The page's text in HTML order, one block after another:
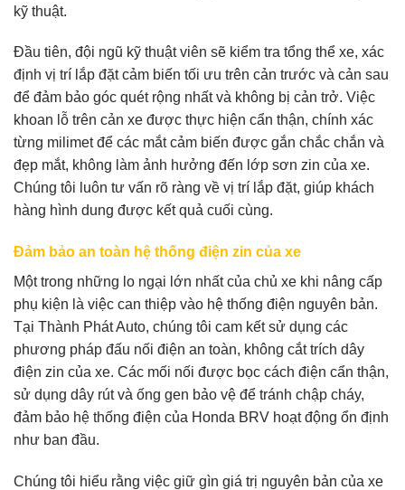
kỹ thuật.
Đầu tiên, đội ngũ kỹ thuật viên sẽ kiểm tra tổng thể xe, xác
định vị trí lắp đặt cảm biến tối ưu trên cản trước và cản sau
để đảm bảo góc quét rộng nhất và không bị cản trở. Việc
khoan lỗ trên cản xe được thực hiện cẩn thận, chính xác
từng milimet để các mắt cảm biến được gắn chắc chắn và
đẹp mắt, không làm ảnh hưởng đến lớp sơn zin của xe.
Chúng tôi luôn tư vấn rõ ràng về vị trí lắp đặt, giúp khách
hàng hình dung được kết quả cuối cùng.
Đảm bảo an toàn hệ thống điện zin của xe
Một trong những lo ngại lớn nhất của chủ xe khi nâng cấp
phụ kiện là việc can thiệp vào hệ thống điện nguyên bản.
Tại Thành Phát Auto, chúng tôi cam kết sử dụng các
phương pháp đấu nối điện an toàn, không cắt trích dây
điện zin của xe. Các mối nối được bọc cách điện cẩn thận,
sử dụng dây rút và ống gen bảo vệ để tránh chập cháy,
đảm bảo hệ thống điện của Honda BRV hoạt động ổn định
như ban đầu.
Chúng tôi hiểu rằng việc giữ gìn giá trị nguyên bản của xe